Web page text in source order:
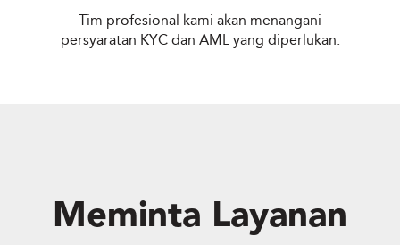
Tim profesional kami akan menangani
persyaratan KYC dan AML yang diperlukan.
Meminta Layanan